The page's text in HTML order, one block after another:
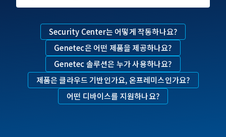
Security Center는 어떻게 작동하나요?
Genetec은 어떤 제품을 제공하나요?
Genetec 솔루션은 누가 사용하나요?
제품은 클라우드 기반인가요, 온프레미스인가요?
어떤 디바이스를 지원하나요?